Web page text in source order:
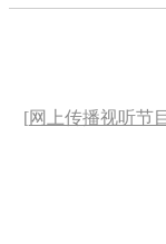
[网上传播视听节